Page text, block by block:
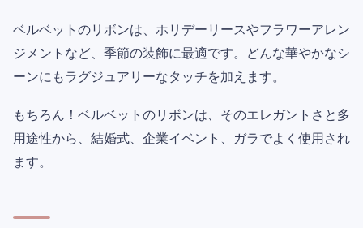
ベルベットのリボンは、ホリデーリースやフラワーアレン
ジメントなど、季節の装飾に最適です。どんな華やかなシ
ーンにもラグジュアリーなタッチを加えます。
もちろん！ベルベットのリボンは、そのエレガントさと多
用途性から、結婚式、企業イベント、ガラでよく使用され
ます。